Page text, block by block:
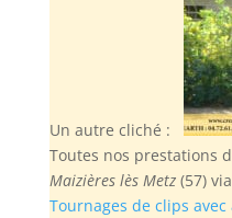
Un autre cliché :
Toutes nos prestations
Maizières lès Metz(57)
Tournages de clips